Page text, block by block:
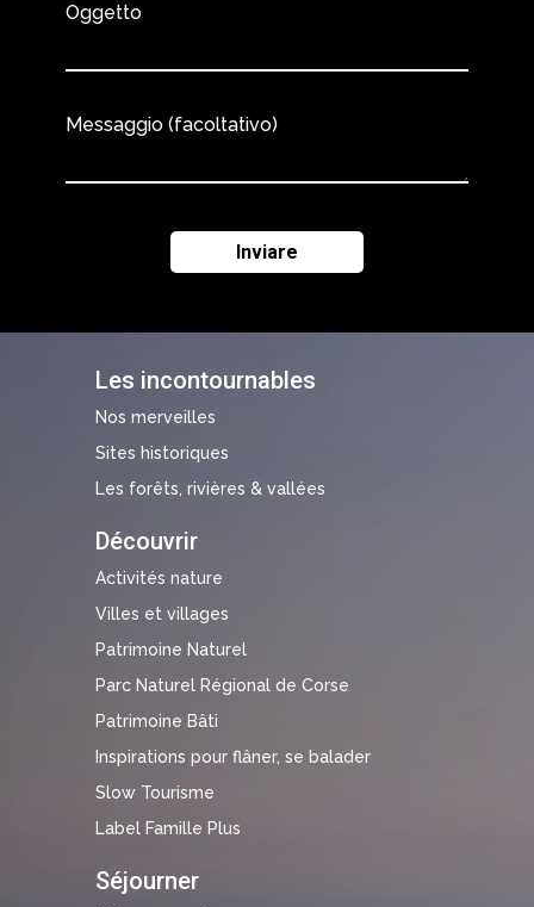
Les incontournables
Nos merveilles
Sites historiques
Les forêts, rivières & vallées
Découvrir
Activités nature
Villes et villages
Patrimoine Naturel
Parc Naturel Régional de Corse
Patrimoine Bâti
Inspirations pour flâner, se balader
Slow Tourisme
Label Famille Plus
Séjourner
Oggetto
Messaggio (facoltativo)